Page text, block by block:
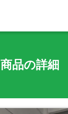
商品の詳細